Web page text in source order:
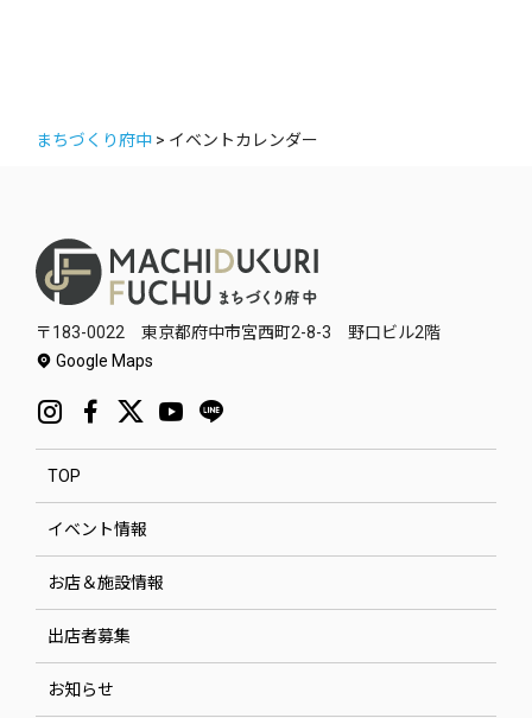
まちづくり府中 > イベントカレンダー
〒183-0022 東京都府中市宮西町2-8-3 野口ビル2階
Google Maps
TOP
イベント情報
お店＆施設情報
出店者募集
お知らせ